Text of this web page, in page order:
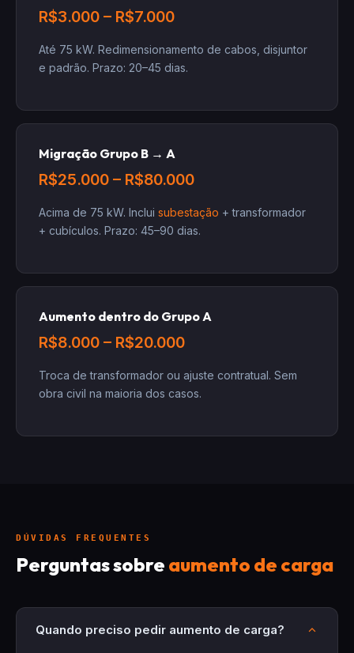
R$3.000 – R$7.000
Até 75 kW. Redimensionamento de cabos, disjuntor
e padrão. Prazo: 20–45 dias.
Migração Grupo B → A
R$25.000 – R$80.000
Acima de 75 kW. Inclui subestação + transformador
+ cubículos. Prazo: 45–90 dias.
Aumento dentro do Grupo A
R$8.000 – R$20.000
Troca de transformador ou ajuste contratual. Sem
obra civil na maioria dos casos.
DÚVIDAS FREQUENTES
Perguntas sobre aumento de carga
Quando preciso pedir aumento de carga?